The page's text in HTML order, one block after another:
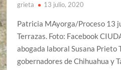
grieta 13 julio, 2020
Patricia MAyorga/Proceso 13
Terrazas. Foto: Facebook
abogada laboral Susana Prieto
gobernadores de Chihuahua y